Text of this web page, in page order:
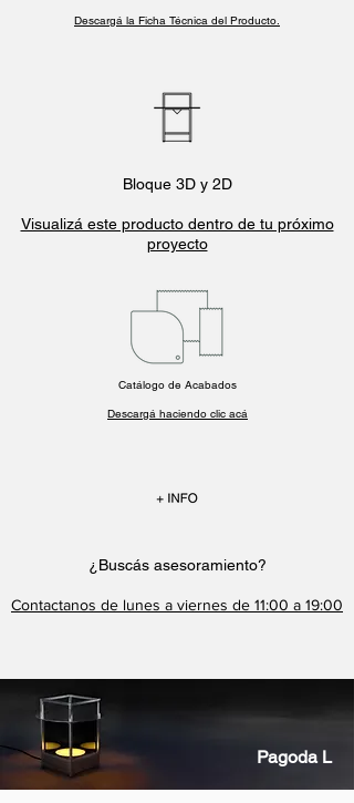
Descargá la Ficha Técnica del Producto.
Bloque 3D y 2D
Visualizá este producto dentro de tu próximo
proyecto
Catálogo de Acabados
Descargá haciendo clic acá
¿Buscás asesoramiento?
Contactanos de lunes a viernes de 11:00 a 19:00
Pagoda L